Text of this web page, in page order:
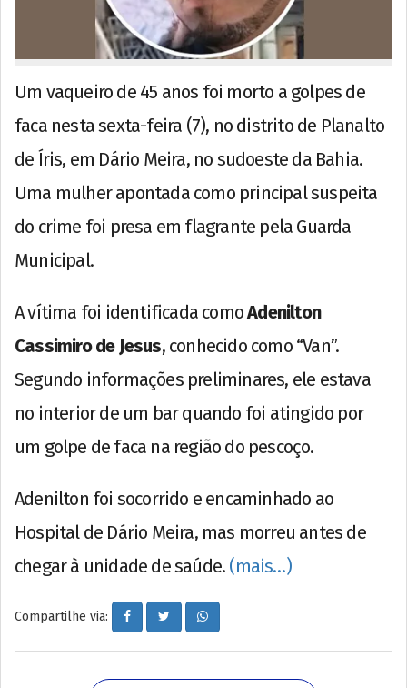
Um vaqueiro de 45 anos foi morto a golpes de
faca nesta sexta-feira (7), no distrito de Planalto
de Íris, em Dário Meira, no sudoeste da Bahia.
Uma mulher apontada como principal suspeita
do crime foi presa em flagrante pela Guarda
Municipal.
A vítima foi identificada comoAdenilton
Cassimiro de Jesus, conhecido como “Van”.
Segundo informações preliminares, ele estava
no interior de um bar quando foi atingido por
um golpe de faca na região do pescoço.
Adenilton foi socorrido e encaminhado ao
Hospital de Dário Meira, mas morreu antes de
chegar à unidade de saúde. (mais…)
Compartilhe via: